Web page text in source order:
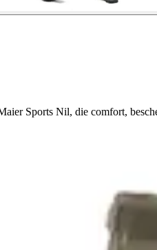
Sports Nil, die comfort,